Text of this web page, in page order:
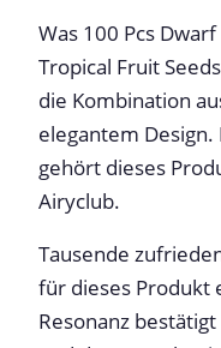
Was 100 Pcs
Tropical Fruit
die Kombination
elegantem
gehört dieses
Airyclub.
Tausende
für dieses Produkt
Resonanz